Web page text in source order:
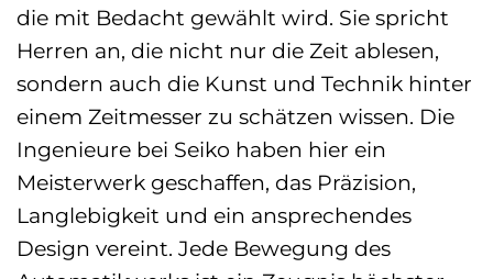
die mit Bedacht gewählt wird. Sie spricht
Herren an, die nicht nur die Zeit ablesen,
sondern auch die Kunst und Technik hinter
einem Zeitmesser zu schätzen wissen. Die
Ingenieure bei Seiko haben hier ein
Meisterwerk geschaffen, das Präzision,
Langlebigkeit und ein ansprechendes
Design vereint. Jede Bewegung des